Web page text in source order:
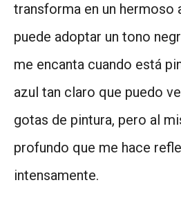
transforma en un hermoso
puede adoptar un tono
me encanta cuando está
azul tan claro que puedo
gotas de pintura, pero al
profundo que me hace
intensamente.